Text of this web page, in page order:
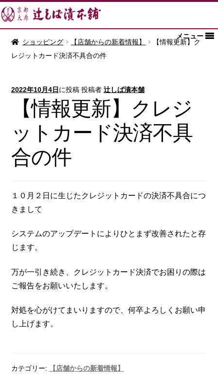
メニュー
ショッピング 【店舗からの新着情報】
【情報更新】ク
レジットカード決済不具合の件
2022年10月4日 に投稿 投稿者 辻しば漬本舗
【情報更新】クレジ
ットカード決済不具
合の件
１０月２日に生じたクレジットカードの決済不具合につ
きまして
システムのアップデートによりひとまず改善されたと存
じます。
万が一引き続き、クレジットカード決済でお困りの際は
ご報告をお願いいたします。
対処を心がけてまいりますので、何卒よろしくお願い申
し上げます。
カテゴリー: 【店舗からの新着情報】